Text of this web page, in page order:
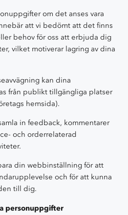
om det anses vara
att vi bedömt att det finns
behov för oss att erbjuda dig
vilket motiverar lagring av dina
kan dina
från publikt tillgängliga platser
hemsida).
in feedback, kommentarer
och orderrelaterad
din webbinställning för att
och för att kunna
till dig.
personuppgifter